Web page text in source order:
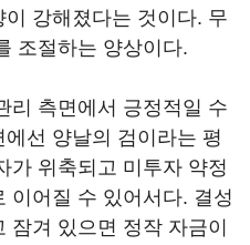
강해졌다는 것이다. 무
조절하는 양상이다.
리 측면에서 긍정적일 수
선 양날의 검이라는 평
가 위축되고 미투자 약정
이어질 수 있어서다. 결성
겨 있으면 정작 자금이